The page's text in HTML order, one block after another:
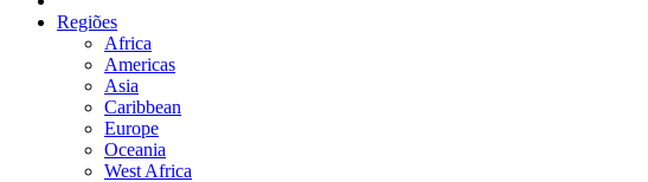
Regiões
Africa
Americas
Asia
Caribbean
Europe
Oceania
West Africa